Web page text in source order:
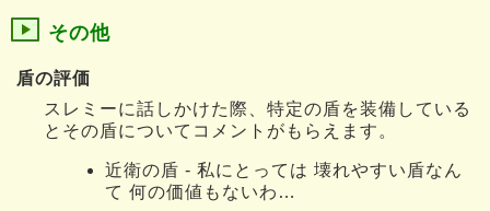
その他
盾の評価
スレミーに話しかけた際、特定の盾を装備している
とその盾についてコメントがもらえます。
近衛の盾 - 私にとっては 壊れやすい盾なん
て 何の価値もないわ…